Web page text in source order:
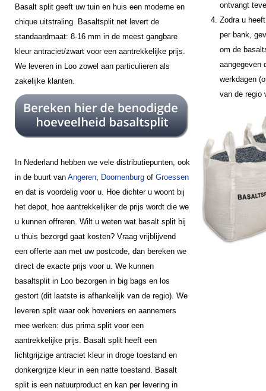
Basalt split geeft uw tuin en huis een moderne en
chique uitstraling. Basaltsplit.net levert de
standaardmaat: 8-16 mm in de meest gangbare
kleur antraciet/zwart voor een aantrekkelijke prijs.
We leveren in Loo zowel aan particulieren als
zakelijke klanten.
In Nederland hebben we vele distributiepunten, ook
in de buurt van Angeren, Doornenburg of Groessen
en dat is voordelig voor u. Hoe dichter u woont bij
het depot, hoe aantrekkelijker de prijs wordt die we
u kunnen offreren. Wilt u weten wat basalt split bij
u thuis bezorgd gaat kosten? Vraag vrijblijvend
een offerte aan met uw postcode, dan bereken we
direct de exacte prijs voor u. We kunnen
basaltsplit in Loo bezorgen in big bags en los
gestort (dit laatste is afhankelijk van de regio). We
leveren split waar ook hoveniers en aannemers
mee werken: dus prima split voor een
aantrekkelijke prijs. Basalt split heeft een
lichtgrijzige antraciet kleur in droge toestand en
donkergrijze kleur in een natte toestand. Basalt
split is een natuurproduct en kan per levering in
ontvangt
Zodra u
per bank,
om de
aangegeven
werkdagen
van de regio